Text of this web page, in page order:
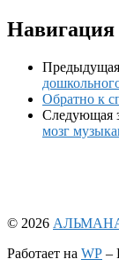
Навигация
Предыдущая
Обратно к
Следующая
мозг
© 2026
Работает на WP –